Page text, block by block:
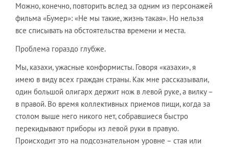
Можно, конечно, повторить вслед за одним из персонажей
фильма «Бумер»: «Не мы такие, жизнь такая». Но нельзя
все списывать на обстоятельства времени и места.
Проблема гораздо глубже.
Мы, казахи, ужасные конформисты. Говоря «казахи», я
имею в виду всех граждан страны. Как мне рассказывали,
один большой олигарх держит нож в левой руке, а вилку –
в правой. Во время коллективных приемов пищи, когда за
столом выше него никого нет, собравшиеся быстро
перекидывают приборы из левой руки в правую.
Происходит это на подсознательном уровне – стая или